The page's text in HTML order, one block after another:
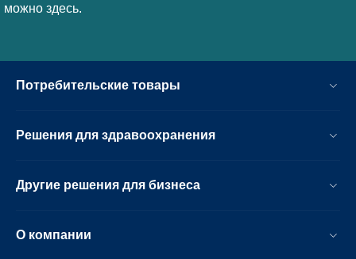
можно здесь.
Потребительские товары
Решения для здравоохранения
Другие решения для бизнеса
О компании